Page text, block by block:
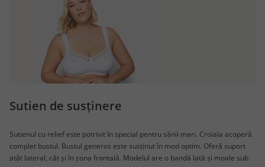
Sutien de susținere
Sutienul cu relief este potrivit în special pentru sânii mari. Croiala acoperă
complet bustul. Bustul generos este susținut în mod optim. Oferă suport
atât lateral, cât și în zona frontală. Modelul are o bandă lată și moale sub